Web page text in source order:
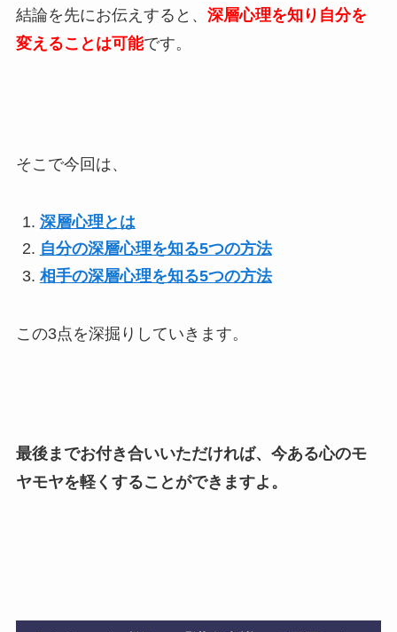
結論を先にお伝えすると、 深層心理を知り自分を
変えることは可能です。
そこで今回は、
深層心理とは
自分の深層心理を知る5つの方法
相手の深層心理を知る5つの方法
この3点を深掘りしていきます。
最後までお付き合いいただければ、今ある心のモ
ヤモヤを軽くすることができますよ。